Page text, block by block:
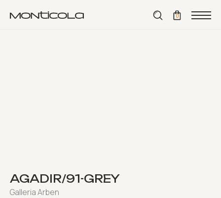
0
⟵ назад
AGADIR/91-GREY
Galleria Arben